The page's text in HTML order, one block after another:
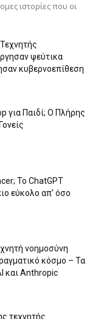
ιστορίες που οι
ψεύτικα
κυβερνοεπίθεση
για Παιδί; Ο Πλήρης
Το ChatGPT
εύκολο απ’ όσο
νοημοσύνη
κόσμο – Τα
και Anthropic
τεχνητής